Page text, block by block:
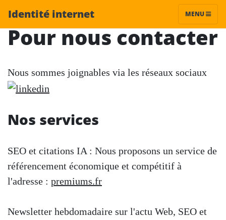
Identité internet MENU
Pour nous contacter
Nous sommes joignables via les réseaux sociaux
Nos services
SEO et citations IA : Nous proposons un service de
référencement économique et compétitif à
l'adresse : premiums.fr
Newsletter hebdomadaire sur l'actu Web, SEO et